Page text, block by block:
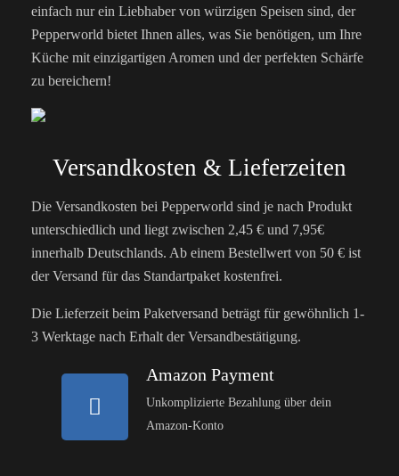
einfach nur ein Liebhaber von würzigen Speisen sind, der
Pepperworld bietet Ihnen alles, was Sie benötigen, um Ihre
Küche mit einzigartigen Aromen und der perfekten Schärfe
zu bereichern!
Versandkosten & Lieferzeiten
Die Versandkosten bei Pepperworld sind je nach Produkt
unterschiedlich und liegt zwischen 2,45 € und 7,95€
innerhalb Deutschlands. Ab einem Bestellwert von 50 € ist
der Versand für das Standartpaket kostenfrei.
Die Lieferzeit beim Paketversand beträgt für gewöhnlich 1-
3 Werktage nach Erhalt der Versandbestätigung.
Amazon Payment
Unkomplizierte Bezahlung über dein
Amazon-Konto